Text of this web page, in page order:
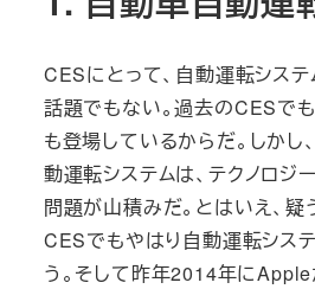
CESにとって、自動運転シス
話題でもない。過去のCESで
も登場しているからだ。しかし
動運転システムは、テクノロジ
問題が山積みだ。とはいえ、
CESでもやはり自動運転シス
う。そして昨年2014年に